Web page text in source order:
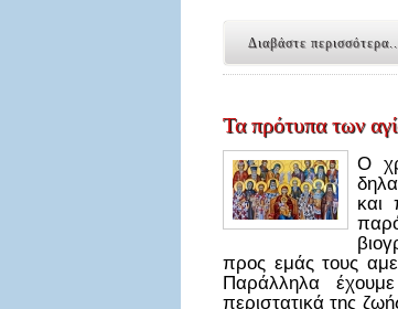
Διαβάστε
Τα πρότυπα των
Ο
και
προς εμάς τους
Παράλληλα
περιστατικά της